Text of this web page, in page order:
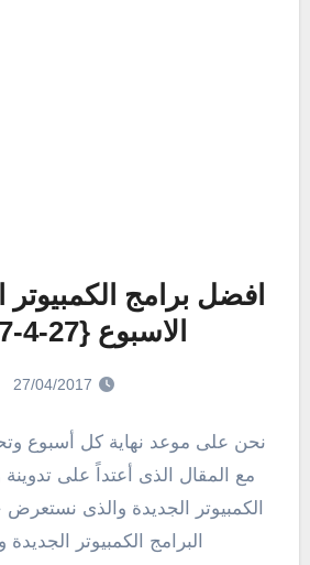
افضل برامج الكمبيوتر
الاسبوع {27-4-2017}
27/04/2017
نحن على موعد نهاية كل أسبوع
مع المقال الذى أعتداً على
الكمبيوتر الجديدة والذى
البرامج الكمبيوتر